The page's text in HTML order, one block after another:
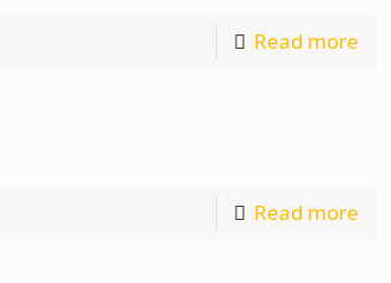
Read more
Read more